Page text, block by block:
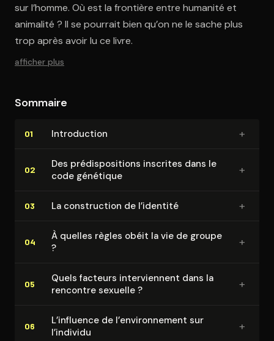
sur l’homme. Où est la frontière entre humanité et
animalité ? Il se pourrait bien qu’on ne le sache plus
trop après avoir lu ce livre.
afficher plus
Sommaire
01 In­tro­duc­tion +
02
Des pré­dis­po­si­tions inscrites dans le
code génétique
+
03 La construc­tion de l’identité +
04
À quelles règles obéit la vie de groupe
?
+
05
Quels facteurs in­ter­viennent dans la
rencontre sexuelle ?
+
06
L’influence de l’en­vi­ron­ne­ment sur
l’individu
+